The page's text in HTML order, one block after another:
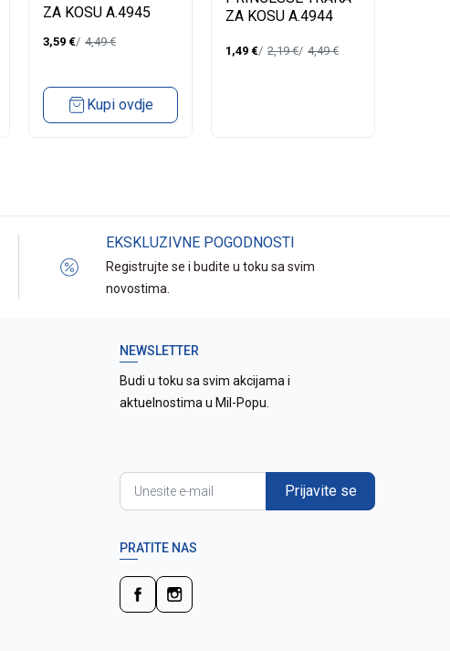
ZA KOSU A.4945
3,59 € 4,49€
Kupi ovdje
ZA KOSU A.4944
1,49 € 2,19€ 4,49€
EKSKLUZIVNE POGODNOSTI
Registrujte se i budite u toku sa svim
novostima.
NEWSLETTER
Budi u toku sa svim akcijama i
aktuelnostima u Mil-Popu.
Prijavite se
PRATITE NAS